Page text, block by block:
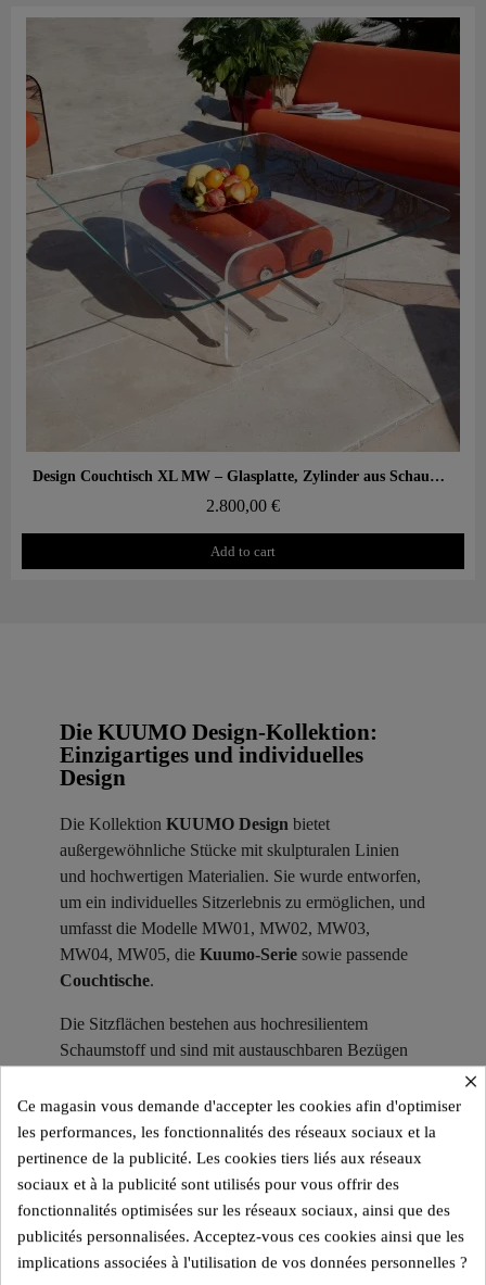
Aperçu rapide Design Couchtisch XL MW – Glasplatte, Zylinder aus Schaumstoff mit Wabenstruktur
2.800,00 €
Add to cart
Die KUUMO Design-Kollektion:
Einzigartiges und individuelles
Design
Die Kollektion KUUMO Design bietet
außergewöhnliche Stücke mit skulpturalen Linien
und hochwertigen Materialien. Sie wurde entworfen,
um ein individuelles Sitzerlebnis zu ermöglichen, und
umfasst die Modelle MW01, MW02, MW03,
MW04, MW05, die Kuumo-Serie sowie passende
Couchtische.
Die Sitzflächen bestehen aus hochresilientem
Schaumstoff und sind mit austauschbaren Bezügen
Leder Soshagro erhältlich sind – jeweils in mehreren
Farbvarianten.
Materialien und Farbvarianten der
Paneele ​
Die Sessel und Sofas der KUUMO Design-
Kollektion sind mit Paneelen aus gehärtetem Glas
×
Ce magasin vous demande d'accepter les cookies afin d'optimiser
les performances, les fonctionnalités des réseaux sociaux et la
pertinence de la publicité. Les cookies tiers liés aux réseaux
sociaux et à la publicité sont utilisés pour vous offrir des
fonctionnalités optimisées sur les réseaux sociaux, ainsi que des
publicités personnalisées. Acceptez-vous ces cookies ainsi que les
implications associées à l'utilisation de vos données personnelles ?